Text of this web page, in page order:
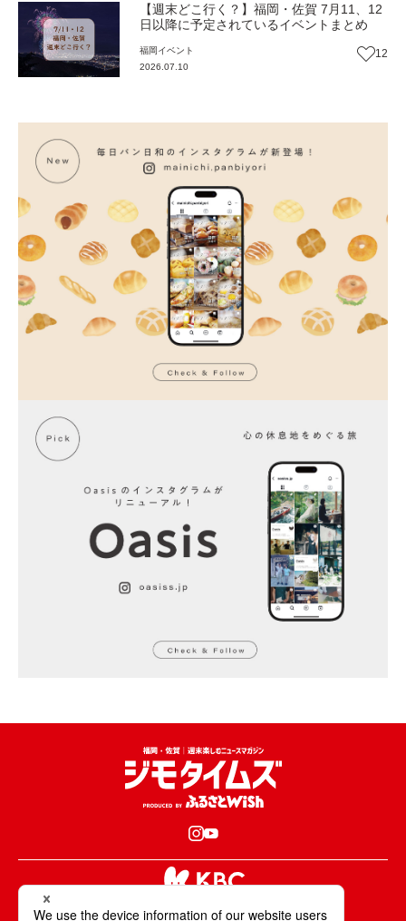
【週末どこ行く？】福岡・佐賀 7月11、12
日以降に予定されているイベントまとめ
福岡 イベント
2026.07.10
12